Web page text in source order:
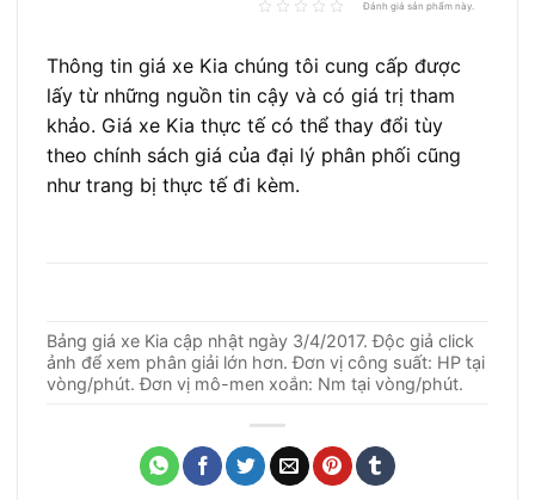
Đánh giá sản phẩm này.
Thông tin giá xe Kia chúng tôi cung cấp được
lấy từ những nguồn tin cậy và có giá trị tham
khảo. Giá xe Kia thực tế có thể thay đổi tùy
theo chính sách giá của đại lý phân phối cũng
như trang bị thực tế đi kèm.
Bảng giá xe Kia cập nhật ngày 3/4/2017. Độc giả click
ảnh để xem phân giải lớn hơn. Đơn vị công suất: HP tại
vòng/phút. Đơn vị mô-men xoắn: Nm tại vòng/phút.